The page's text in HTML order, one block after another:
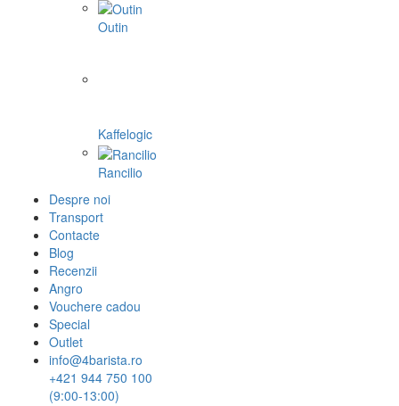
Outin
Kaffelogic
Rancilio
Despre noi
Transport
Contacte
Blog
Recenzii
Angro
Vouchere cadou
Special
Outlet
info@4barista.ro
+421 944 750 100
(9:00-13:00)